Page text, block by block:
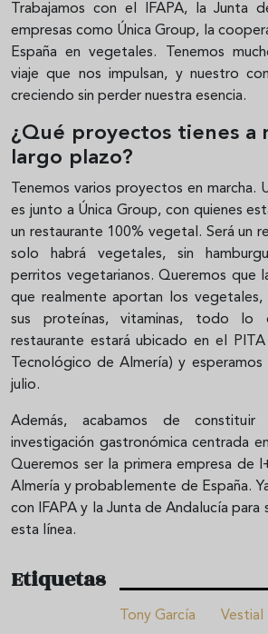
Trabajamos con el IFAPA, la Junta
empresas como Única Group, la
España en vegetales. Tenemos
viaje que nos impulsan, y nuestro
creciendo sin perder nuestra esencia.
¿Qué proyectos tienes a
largo plazo?
Tenemos varios proyectos en marcha.
es junto a Única Group, con quienes
un restaurante 100% vegetal. Será un
solo habrá vegetales, sin
perritos vegetarianos. Queremos que
que realmente aportan los vegetales,
sus proteínas, vitaminas, todo lo
restaurante estará ubicado en el
Tecnológico de Almería) y esperamos
julio.
Además, acabamos de
investigación gastronómica centrada
Queremos ser la primera empresa de
Almería y probablemente de España.
con IFAPA y la Junta de Andalucía para
esta línea.
Etiquetas
Tony García Vestial